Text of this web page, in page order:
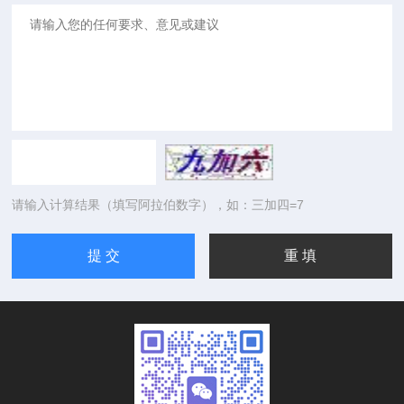
请输入计算结果（填写阿拉伯数字），如：三加四=7